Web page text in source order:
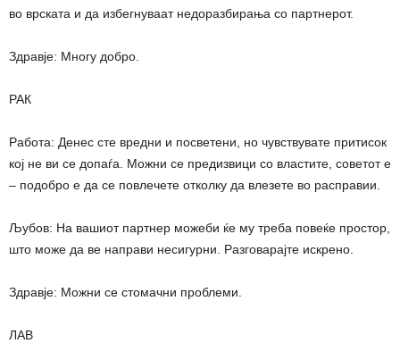
во врската и да избегнуваат недоразбирања со партнерот.
Здравје: Многу добро.
РАК
Работа: Денес сте вредни и посветени, но чувствувате притисок
кој не ви се допаѓа. Можни се предизвици со властите, советот е
– подобро е да се повлечете отколку да влезете во расправии.
Љубов: На вашиот партнер можеби ќе му треба повеќе простор,
што може да ве направи несигурни. Разговарајте искрено.
Здравје: Можни се стомачни проблеми.
ЛАВ